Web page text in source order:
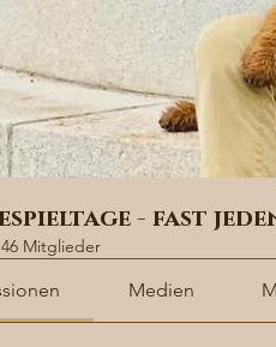
- fast
46 Mitglieder
Medien